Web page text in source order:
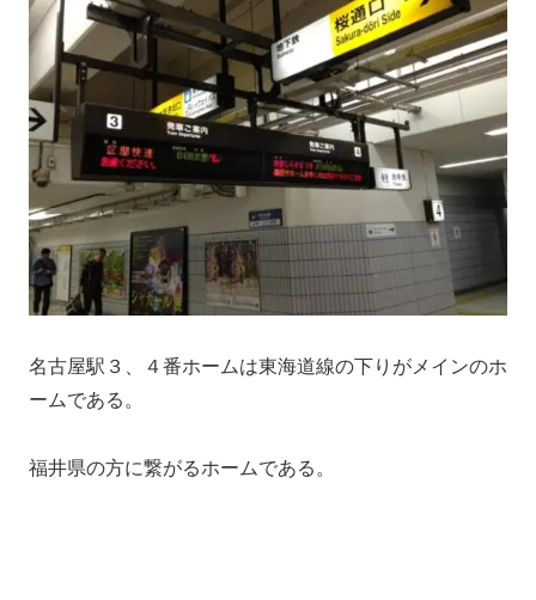
名古屋駅３、４番ホームは東海道線の下りがメインのホ
ームである。
福井県の方に繋がるホームである。